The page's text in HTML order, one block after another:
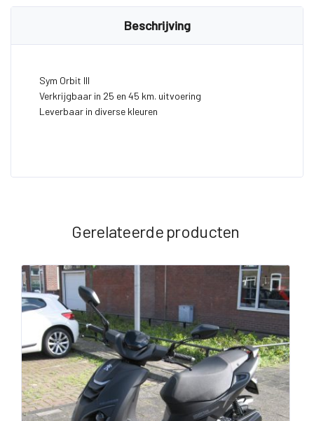
Beschrijving
Sym Orbit III
Verkrijgbaar in 25 en 45 km. uitvoering
Leverbaar in diverse kleuren
Gerelateerde producten